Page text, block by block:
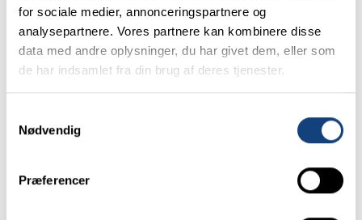
for sociale medier, annonceringspartnere og
analysepartnere. Vores partnere kan kombinere disse
data med andre oplysninger, du har givet dem, eller som
de har indsamlet fra din brug af deres tjenester.
Nødvendig
Præferencer
Navn*
Email*
Telefon